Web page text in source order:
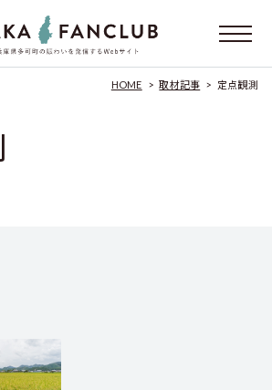
HOME > 取材記事 > 定点観測